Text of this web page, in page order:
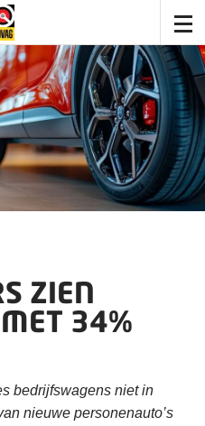
ZIEN
34%
bedrijfswagens niet in
nieuwe personenauto’s